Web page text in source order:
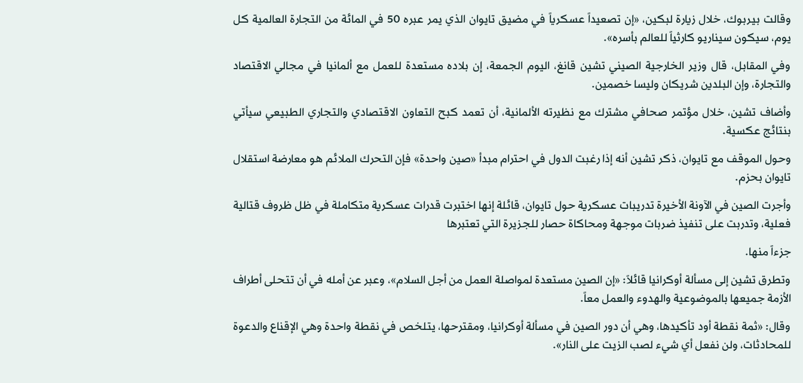
وقالت بيربوك، خلال زيارة لبكين، «إن تصعيداً عسكرياً في مضيق تايوان الذي يمر عبره 50 في المائة من التجارة العالمية كل
يوم، سيكون سيناريو كارثياً للعالم بأسره».
وفي المقابل، قال وزير الخارجية الصيني تشين قانغ، اليوم الجمعة، إن بلاده مستعدة للعمل مع ألمانيا في مجالي الاقتصاد
والتجارة، وإن البلدين شريكان وليسا خصمين.
وأضاف تشين، خلال مؤتمر صحافي مشترك مع نظيرته الألمانية، أن تعمد كبح التعاون الاقتصادي والتجاري الطبيعي سيأتي
بنتائج عكسية.
وحول الموقف مع تايوان، ذكر تشين أنه إذا رغبت الدول في احترام مبدأ «صين واحدة» فإن التحرك الملائم هو معارضة استقلال
تايوان بحزم.
وأجرت الصين في الآونة الأخيرة تدريبات عسكرية حول تايوان، قائلة إنها اختبرت قدرات عسكرية متكاملة في ظل ظروف قتالية
فعلية، وتدربت على تنفيذ ضربات موجهة ومحاكاة حصار للجزيرة التي تعتبرها
جزءاً منها.
وتطرق تشين إلى مسألة أوكرانيا قائلاً: «إن الصين مستعدة لمواصلة العمل من أجل السلام»، وعبر عن أمله في أن تتحلى أطراف
الأزمة جميعها بالموضوعية والهدوء والعمل معاً.
وقال: «ثمة نقطة أود تأكيدها، وهي أن دور الصين في مسألة أوكرانيا، ومقترحها، يتلخص في نقطة واحدة وهي الإقناع والدعوة
للمحادثات، ولن نفعل أي شيء لصب الزيت على النار».